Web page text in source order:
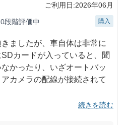
ご利用日:2026年06月
段階評価中 購入
ましたが、車自体は非常に
カードが入っていると、聞
かったり、いざオートバッ
カメラの配線が接続されて
続きを読む